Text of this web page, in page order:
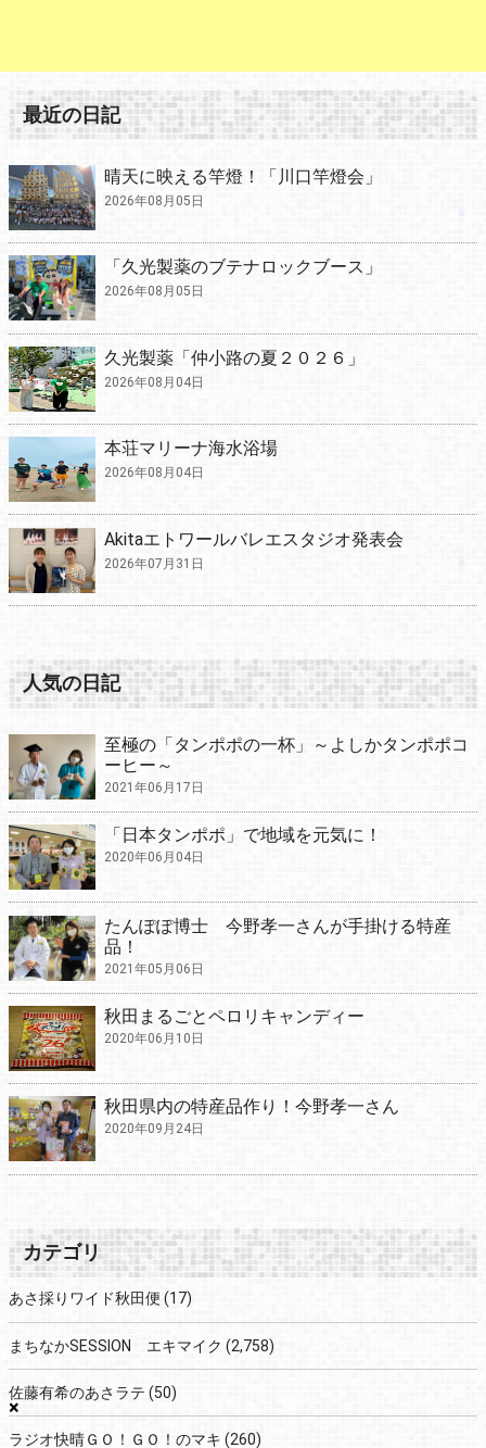
×
最近の日記
晴天に映える竿燈！「川口竿燈会」
2026年08月05日
「久光製薬のブテナロックブース」
2026年08月05日
久光製薬「仲小路の夏２０２６」
2026年08月04日
本荘マリーナ海水浴場
2026年08月04日
Akitaエトワールバレエスタジオ発表会
2026年07月31日
人気の日記
至極の「タンポポの一杯」～よしかタンポポコ
ーヒー～
2021年06月17日
「日本タンポポ」で地域を元気に！
2020年06月04日
たんぽぽ博士 今野孝一さんが手掛ける特産
品！
2021年05月06日
秋田まるごとペロリキャンディー
2020年06月10日
秋田県内の特産品作り！今野孝一さん
2020年09月24日
カテゴリ
あさ採りワイド秋田便 (17)
まちなかSESSION エキマイク (2,758)
佐藤有希のあさラテ (50)
ラジオ快晴ＧＯ！ＧＯ！のマキ (260)